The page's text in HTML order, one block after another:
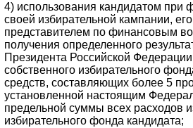
4) использования кандидатом при
своей избирательной кампании,
представителем по финансовым
получения определенного
Президента Российской
собственного избирательного
средств, составляющих более 5
установленной настоящим
предельной суммы всех расходов
избирательного фонда кандидата;